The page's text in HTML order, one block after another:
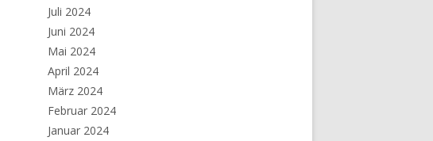
Juli 2024
Juni 2024
Mai 2024
April 2024
März 2024
Februar 2024
Januar 2024